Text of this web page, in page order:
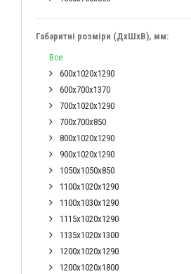
Габаритні розміри (ДхШхВ), мм:
Все
600х1020х1290
600х700х1370
700х1020х1290
700х700х850
800х1020х1290
900х1020х1290
1050х1050х850
1100х1020х1290
1100х1030х1290
1115х1020х1290
1135х1020х1300
1200х1020х1290
1200х1020х1800